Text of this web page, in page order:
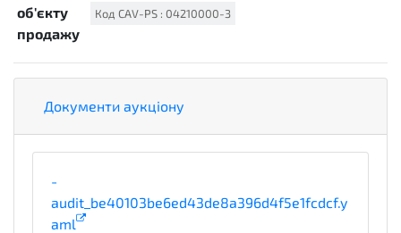
об'єкту
продажу
Код CAV-PS : 04210000-3
Документи аукціону
-
audit_be40103be6ed43de8a396d4f5e1fcdcf.y
aml